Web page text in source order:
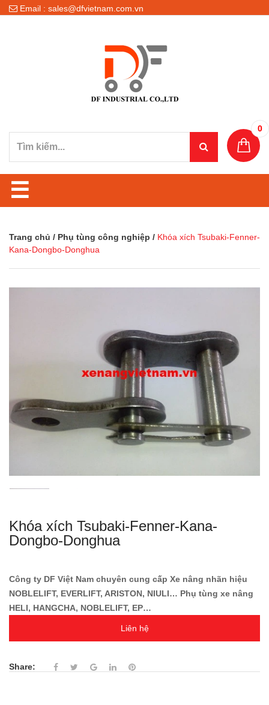
Email : sales@dfvietnam.com.vn
0
☰
Trang chủ / Phụ tùng công nghiệp / Khóa xích Tsubaki-Fenner-
Kana-Dongbo-Donghua
Khóa xích Tsubaki-Fenner-Kana-
Dongbo-Donghua
Công ty DF Việt Nam chuyên cung cấp Xe nâng nhãn hiệu
NOBLELIFT, EVERLIFT, ARISTON, NIULI… Phụ tùng xe nâng
HELI, HANGCHA, NOBLELIFT, EP…
Liên hệ
Share: